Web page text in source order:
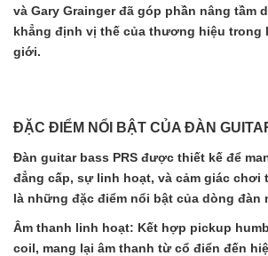
và Gary Grainger đã góp phần nâng tầm
khẳng định vị thế của thương hiệu trong
giới.
ĐẶC ĐIỂM NỔI BẬT CỦA ĐÀN
Đàn guitar bass PRS được thiết kế để
đẳng cấp, sự linh hoạt, và cảm giác chơi
là những đặc điểm nổi bật của dòng đàn
Âm thanh linh hoạt: Kết hợp pickup
coil, mang lại âm thanh từ cổ điển đến